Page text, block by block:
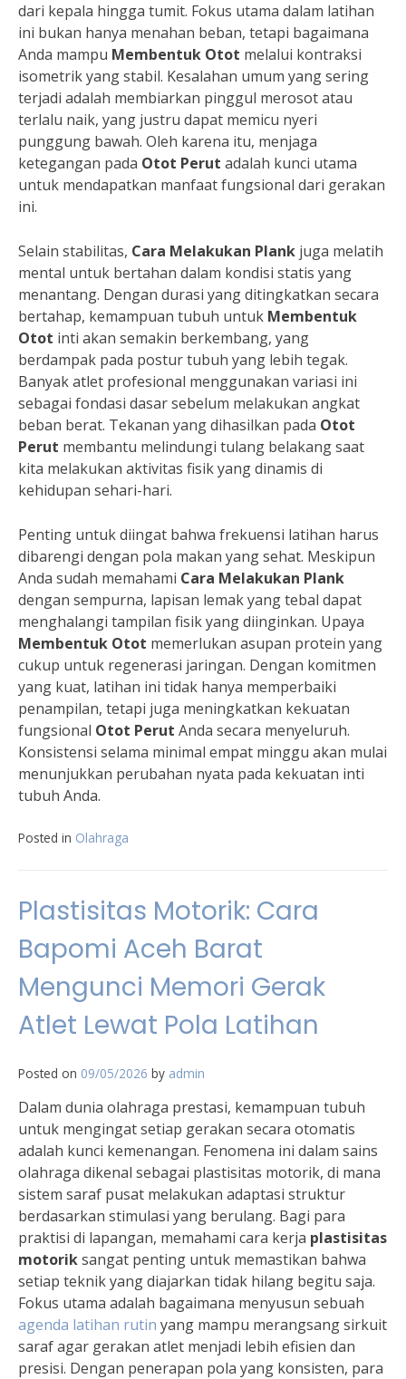
dari kepala hingga tumit. Fokus utama dalam latihan
ini bukan hanya menahan beban, tetapi bagaimana
Anda mampu Membentuk Otot melalui kontraksi
isometrik yang stabil. Kesalahan umum yang sering
terjadi adalah membiarkan pinggul merosot atau
terlalu naik, yang justru dapat memicu nyeri
punggung bawah. Oleh karena itu, menjaga
ketegangan pada Otot Perut adalah kunci utama
untuk mendapatkan manfaat fungsional dari gerakan
ini.
Selain stabilitas, Cara Melakukan Plank juga melatih
mental untuk bertahan dalam kondisi statis yang
menantang. Dengan durasi yang ditingkatkan secara
bertahap, kemampuan tubuh untuk Membentuk
Otot inti akan semakin berkembang, yang
berdampak pada postur tubuh yang lebih tegak.
Banyak atlet profesional menggunakan variasi ini
sebagai fondasi dasar sebelum melakukan angkat
beban berat. Tekanan yang dihasilkan pada Otot
Perut membantu melindungi tulang belakang saat
kita melakukan aktivitas fisik yang dinamis di
kehidupan sehari-hari.
Penting untuk diingat bahwa frekuensi latihan harus
dibarengi dengan pola makan yang sehat. Meskipun
Anda sudah memahami Cara Melakukan Plank
dengan sempurna, lapisan lemak yang tebal dapat
menghalangi tampilan fisik yang diinginkan. Upaya
Membentuk Otot memerlukan asupan protein yang
cukup untuk regenerasi jaringan. Dengan komitmen
yang kuat, latihan ini tidak hanya memperbaiki
penampilan, tetapi juga meningkatkan kekuatan
fungsional Otot Perut Anda secara menyeluruh.
Konsistensi selama minimal empat minggu akan mulai
menunjukkan perubahan nyata pada kekuatan inti
tubuh Anda.
Posted in Olahraga
Plastisitas Motorik: Cara
Bapomi Aceh Barat
Mengunci Memori Gerak
Atlet Lewat Pola Latihan
Posted on 09/05/2026 by admin
Dalam dunia olahraga prestasi, kemampuan tubuh
untuk mengingat setiap gerakan secara otomatis
adalah kunci kemenangan. Fenomena ini dalam sains
olahraga dikenal sebagai plastisitas motorik, di mana
sistem saraf pusat melakukan adaptasi struktur
berdasarkan stimulasi yang berulang. Bagi para
praktisi di lapangan, memahami cara kerja plastisitas
motoriksangat penting untuk memastikan bahwa
setiap teknik yang diajarkan tidak hilang begitu saja.
Fokus utama adalah bagaimana menyusun sebuah
agenda latihan rutin yang mampu merangsang sirkuit
saraf agar gerakan atlet menjadi lebih efisien dan
presisi. Dengan penerapan pola yang konsisten, para